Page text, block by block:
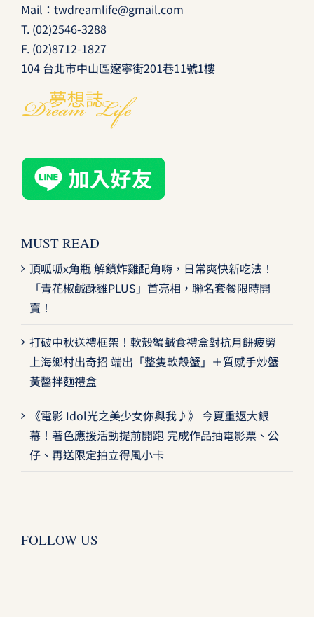
Mail： twdreamlife@gmail.com
T. (02)2546-3288
F. (02)8712-1827
104 台北市中山區遼寧街201巷11號1樓
MUST READ
頂呱呱x角瓶 解鎖炸雞配角嗨，日常爽快新吃法！
「青花椒鹹酥雞PLUS」首亮相，聯名套餐限時開
賣！
打破中秋送禮框架！軟殼蟹鹹食禮盒對抗月餅疲勞
上海鄉村出奇招 端出「整隻軟殼蟹」＋質感手炒蟹
黃醬拌麵禮盒
《電影 Idol光之美少女你與我♪》 今夏重返大銀
幕！著色應援活動提前開跑 完成作品抽電影票、公
仔、再送限定拍立得風小卡
FOLLOW US